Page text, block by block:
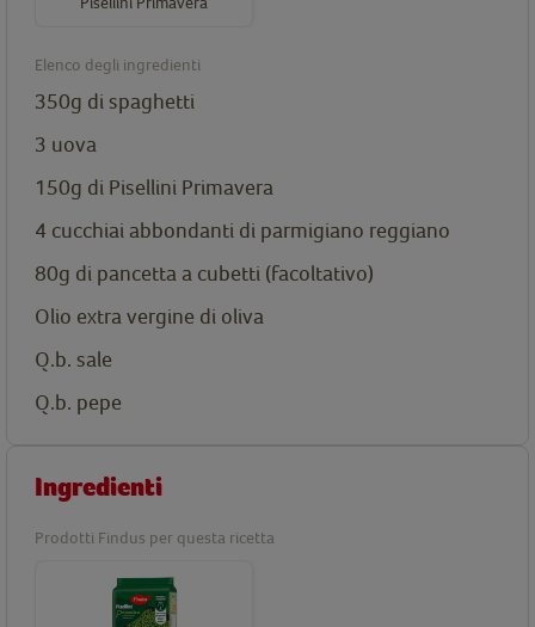
Elenco degli ingredienti
350g di spaghetti
3 uova
150g di Pisellini Primavera
4 cucchiai abbondanti di parmigiano reggiano
80g di pancetta a cubetti (facoltativo)
Olio extra vergine di oliva
Q.b. sale
Q.b. pepe
Ingredienti
Prodotti Findus per questa ricetta